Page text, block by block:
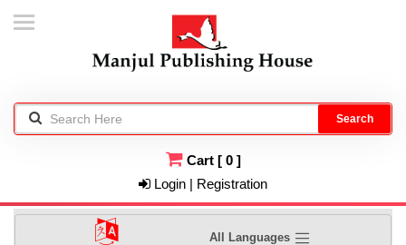
Search
Cart [ 0]
Login | Registration
All Languages